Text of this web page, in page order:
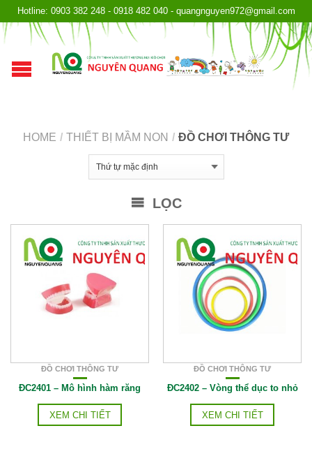
Hotline: 0903 382 248 - 0918 482 040 - quangnguyen972@gmail.com
HOME / THIẾT BỊ MẦM NON / ĐỒ CHƠI THÔNG TƯ
LỌC
ĐỒ CHƠI THÔNG TƯ
ĐC2401 – Mô hình hàm răng
XEM CHI TIẾT
ĐỒ CHƠI THÔNG TƯ
ĐC2402 – Vòng thể dục to nhỏ
XEM CHI TIẾT